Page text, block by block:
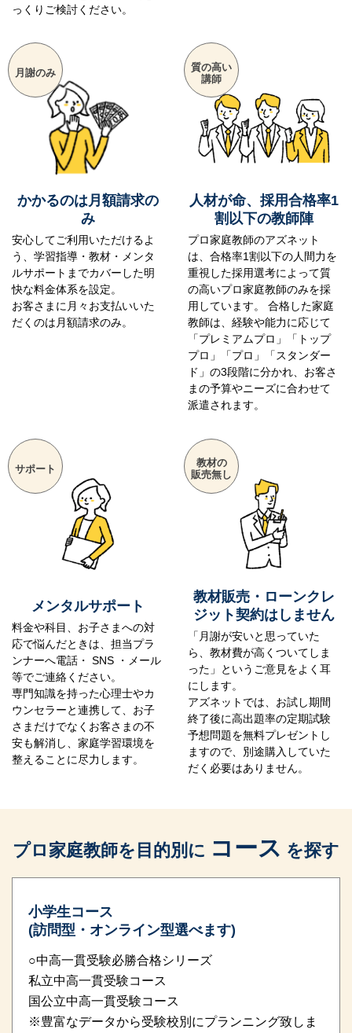
っくりご検討ください。
かかるのは月額請求の
み
月謝のみ
安心してご利用いただけるよ
う、学習指導・教材・メンタ
ルサポートまでカバーした明
快な料金体系を設定。
お客さまに月々お支払いいた
だくのは月額請求のみ。
人材が命、採用合格率1
割以下の教師陣
質の高い
講師
プロ家庭教師のアズネット
は、合格率1割以下の人間力を
重視した採用選考によって質
の高いプロ家庭教師のみを採
用しています。 合格した家庭
教師は、経験や能力に応じて
「プレミアムプロ」「トップ
プロ」「プロ」「スタンダー
ド」の3段階に分かれ、お客さ
まの予算やニーズに合わせて
派遣されます。
メンタルサポート
サポート
料金や科目、お子さまへの対
応で悩んだときは、担当プラ
ンナーへ電話・ SNS ・メール
等でご連絡ください。
専門知識を持った心理士やカ
ウンセラーと連携して、お子
さまだけでなくお客さまの不
安も解消し、家庭学習環境を
整えることに尽力します。
教材販売・ローンクレ
ジット契約はしません
教材の
販売無し
「月謝が安いと思っていた
ら、教材費が高くついてしま
った」というご意見をよく耳
にします。
アズネットでは、お試し期間
終了後に高出題率の定期試験
予想問題を無料プレゼントし
ますので、別途購入していた
だく必要はありません。
プロ家庭教師を目的別に コース を探す
小学生コース
(訪問型・オンライン型選べます)
○中高一貫受験必勝合格シリーズ
私立中高一貫受験コース
国公立中高一貫受験コース
※豊富なデータから受験校別にプランニング致しま